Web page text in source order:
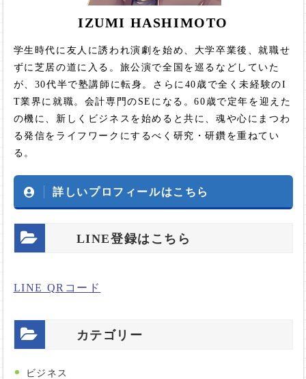
IZUMI HASHIMOTO
学生時代に友人に誘われ演劇を始め、大学卒業後、就職せ
ずに芝居の道に入る。旅公演で全国を巡るなどしていた
が、30代半で塾講師に転身。さらに40歳で全く未経験のI
T業界に就職。会計専門のSEになる。60歳で定年を迎えた
の機に、新しくビジネスを始めると共に、魂や心にまつわ
る発信をライフワークにするべく研究・研鑽を重ねてい
る。
詳しいプロフィールはこちら
LINE登録はこちら
LINE QRコード
カテゴリー
ビジネス